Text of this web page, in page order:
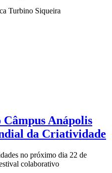
Turbino Siqueira
Anápolis
da Criatividade
no próximo dia 22 de
colaborativo